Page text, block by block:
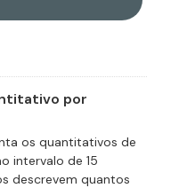
por
os quantitativos de
intervalo de 15
descrevem quantos